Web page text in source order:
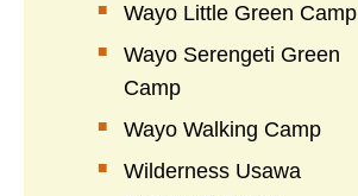
Wayo Little Green Camp
Wayo Serengeti Green
Camp
Wayo Walking Camp
Wilderness Usawa